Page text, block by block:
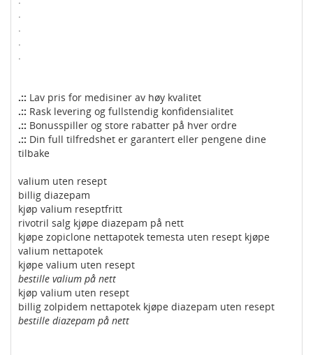
.
.
.
.
.:: Lav pris for medisiner av høy kvalitet
.:: Rask levering og fullstendig konfidensialitet
.:: Bonusspiller og store rabatter på hver ordre
.:: Din full tilfredshet er garantert eller pengene dine
tilbake
valium uten resept
billig diazepam
kjøp valium reseptfritt
rivotril salg kjøpe diazepam på nett
kjøpe zopiclone nettapotek temesta uten resept kjøpe
valium nettapotek
kjøpe valium uten resept
bestille valium på nett
kjøp valium uten resept
billig zolpidem nettapotek kjøpe diazepam uten resept
bestille diazepam på nett